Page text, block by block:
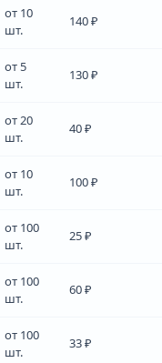
от 10
шт.
140 ₽
от 5
шт.
130 ₽
от 20
шт.
40 ₽
от 10
шт.
100 ₽
от 100
шт.
25 ₽
от 100
шт.
60 ₽
от 100
шт.
33 ₽